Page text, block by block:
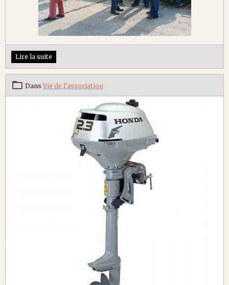
Lire la suite
Dans Vie de l'association